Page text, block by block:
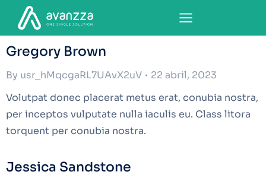
Gregory Brown
By usr_hMqcgaRL7UAvX2uV
22 abril, 2023
Volutpat donec placerat metus erat, conubia nostra,
per inceptos vulputate nulla iaculis eu. Class litora
torquent per conubia nostra.
Jessica Sandstone